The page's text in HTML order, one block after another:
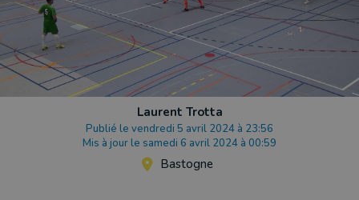
Laurent Trotta
Publié le vendredi 5 avril 2024 à 23:56
Mis à jour le samedi 6 avril 2024 à 00:59
Bastogne